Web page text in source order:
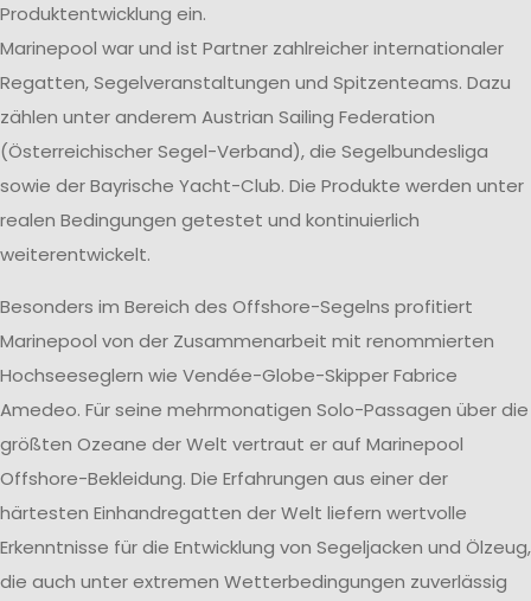
Produktentwicklung ein.
Marinepool war und ist Partner zahlreicher internationaler
Regatten, Segelveranstaltungen und Spitzenteams. Dazu
zählen unter anderem Austrian Sailing Federation
(Österreichischer Segel-Verband), die Segelbundesliga
sowie der Bayrische Yacht-Club. Die Produkte werden unter
realen Bedingungen getestet und kontinuierlich
weiterentwickelt.
Besonders im Bereich des Offshore-Segelns profitiert
Marinepool von der Zusammenarbeit mit renommierten
Hochseeseglern wie Vendée-Globe-Skipper Fabrice
Amedeo. Für seine mehrmonatigen Solo-Passagen über die
größten Ozeane der Welt vertraut er auf Marinepool
Offshore-Bekleidung. Die Erfahrungen aus einer der
härtesten Einhandregatten der Welt liefern wertvolle
Erkenntnisse für die Entwicklung von Segeljacken und Ölzeug,
die auch unter extremen Wetterbedingungen zuverlässig